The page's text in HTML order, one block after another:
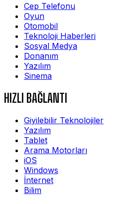
Cep Telefonu
Oyun
Otomobil
Teknoloji Haberleri
Sosyal Medya
Donanım
Yazılım
Sinema
HIZLI BAĞLANTI
Giyilebilir Teknolojiler
Yazılım
Tablet
Arama Motorları
iOS
Windows
İnternet
Bilim